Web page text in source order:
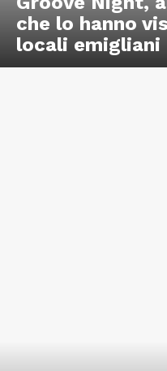
che lo hanno
locali emigliani